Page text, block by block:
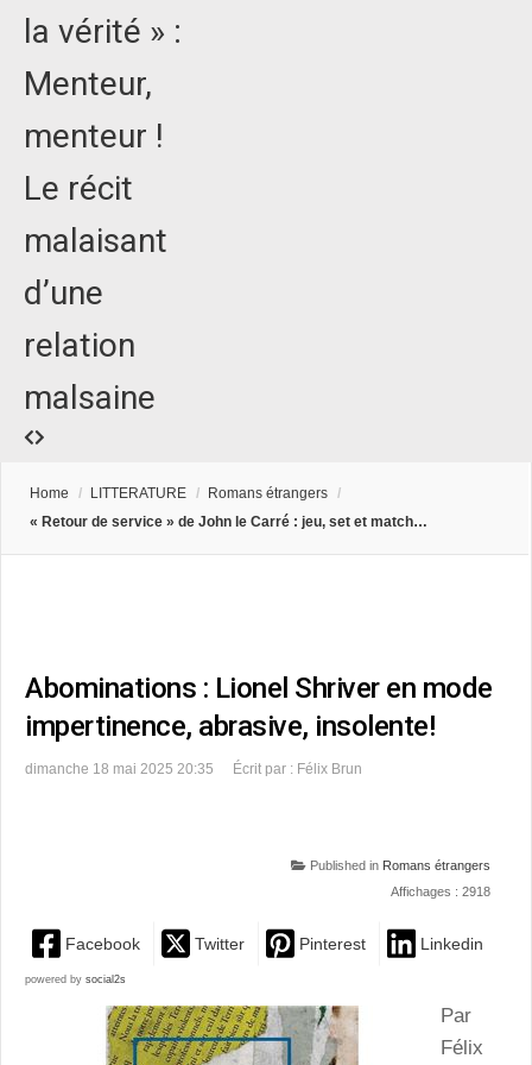
la vérité » :
Menteur,
menteur !
Le récit
malaisant
d’une
relation
malsaine
Home / LITTERATURE / Romans étrangers /
« Retour de service » de John le Carré : jeu, set et match…
Abominations : Lionel Shriver en mode
impertinence, abrasive, insolente!
dimanche 18 mai 2025 20:35 Écrit par : Félix Brun
Published in Romans étrangers
Affichages : 2918
Facebook Twitter Pinterest Linkedin
powered by social2s
Par
Félix